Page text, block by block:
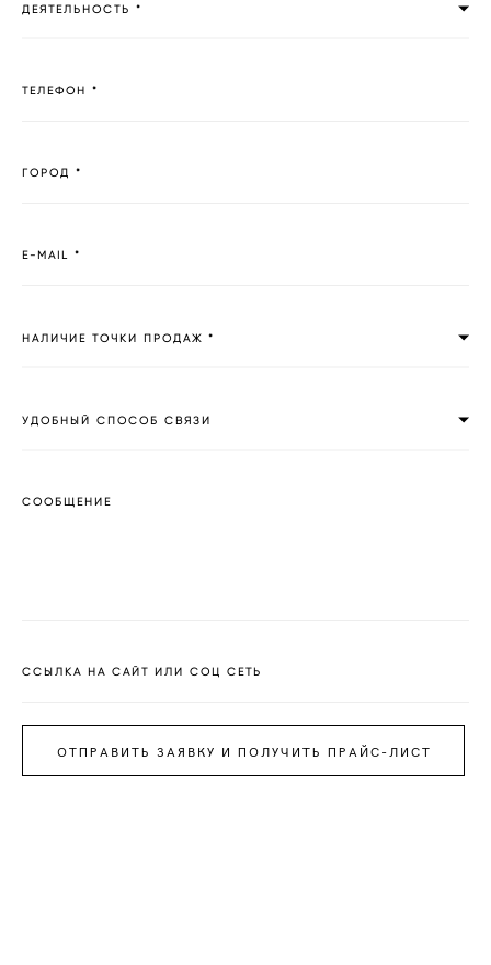
ДЕЯТЕЛЬНОСТЬ *
ТЕЛЕФОН *
ГОРОД *
E-MAIL *
НАЛИЧИЕ ТОЧКИ ПРОДАЖ *
УДОБНЫЙ СПОСОБ СВЯЗИ
СООБЩЕНИЕ
ССЫЛКА НА САЙТ ИЛИ СОЦ СЕТЬ
ОТПРАВИТЬ ЗАЯВКУ И ПОЛУЧИТЬ ПРАЙС-ЛИСТ